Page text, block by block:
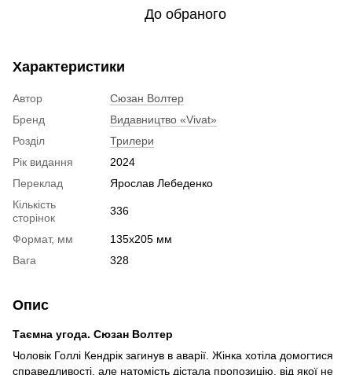
До обраного
Характеристики
Автор
Сюзан Волтер
Бренд
Видавництво «Vivat»
Розділ
Трилери
Рік видання
2024
Переклад
Ярослав Лебеденко
Кількість
сторінок
336
Формат, мм
135х205 мм
Вага
328
Опис
Таємна угода. Сюзан Волтер
Чоловік Голлі Кендрік загинув в аварії. Жінка хотіла домогтися
справедливості, але натомість дістала пропозицію, від якої не